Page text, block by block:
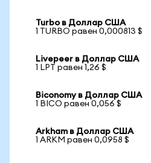
Turbo в Доллар США
1 TURBO равен 0,000813 $
Livepeer в Доллар США
1 LPT равен 1,26 $
Biconomy в Доллар США
1 BICO равен 0,056 $
Arkham в Доллар США
1 ARKM равен 0,0958 $